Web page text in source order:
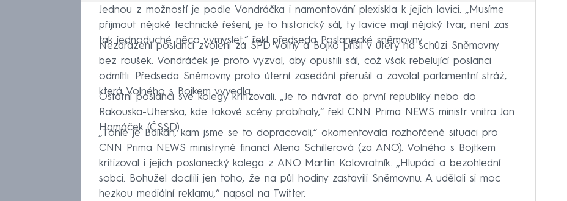
Jednou z možností je podle Vondráčka i namontování plexiskla k jejich lavici. „Musíme
přijmout nějaké technické řešení, je to historický sál, ty lavice mají nějaký tvar, není zas
tak jednoduché něco vymyslet,“ řekl předseda Poslanecké sněmovny.
Nezařazení poslanci zvolení za SPD Volný a Bojko přišli v úterý na schůzi Sněmovny
bez roušek. Vondráček je proto vyzval, aby opustili sál, což však rebelující poslanci
odmítli. Předseda Sněmovny proto úterní zasedání přerušil a zavolal parlamentní stráž,
která Volného s Bojkem vyvedla.
Ostatní poslanci své kolegy kritizovali. „Je to návrat do první republiky nebo do
Rakouska-Uherska, kde takové scény probíhaly,“ řekl CNN Prima NEWS ministr vnitra Jan
Hamáček (ČSSD).
„Tohle je Balkán, kam jsme se to dopracovali,“ okomentovala rozhořčeně situaci pro
CNN Prima NEWS ministryně financí Alena Schillerová (za ANO). Volného s Bojtkem
kritizoval i jejich poslanecký kolega z ANO Martin Kolovratník. „Hlupáci a bezohlední
sobci. Bohužel docílili jen toho, že na půl hodiny zastavili Sněmovnu. A udělali si moc
hezkou mediální reklamu,“ napsal na Twitter.